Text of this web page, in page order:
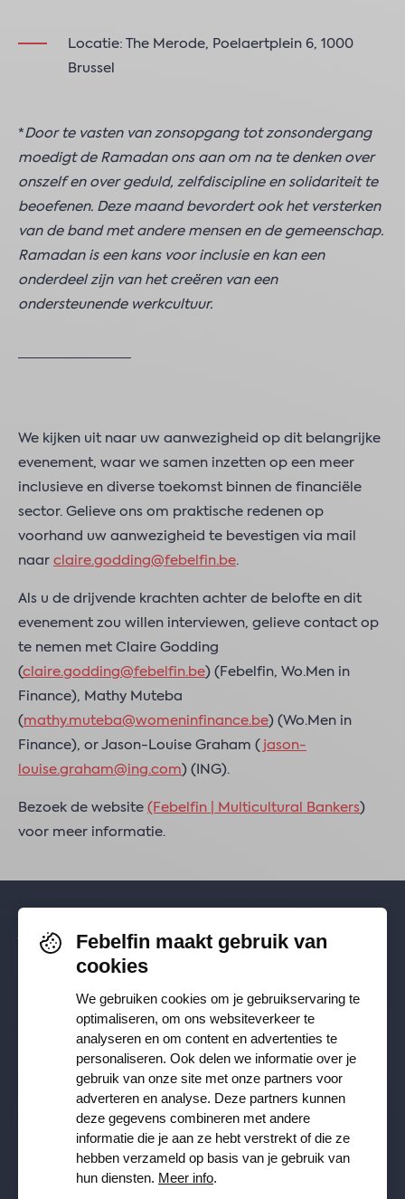
Locatie: The Merode, Poelaertplein 6, 1000
Brussel
*Door te vasten van zonsopgang tot zonsondergang
moedigt de Ramadan ons aan om na te denken over
onszelf en over geduld, zelfdiscipline en solidariteit te
beoefenen. Deze maand bevordert ook het versterken
van de band met andere mensen en de gemeenschap.
Ramadan is een kans voor inclusie en kan een
onderdeel zijn van het creëren van een
ondersteunende werkcultuur.
We kijken uit naar uw aanwezigheid op dit belangrijke
evenement, waar we samen inzetten op een meer
inclusieve en diverse toekomst binnen de financiële
sector. Gelieve ons om praktische redenen op
voorhand uw aanwezigheid te bevestigen via mail
naar claire.godding@febelfin.be.
Als u de drijvende krachten achter de belofte en dit
evenement zou willen interviewen, gelieve contact op
te nemen met Claire Godding
(claire.godding@febelfin.be) (Febelfin, Wo.Men in
Finance), Mathy Muteba
( mathy.muteba@womeninfinance.be) (Wo.Men in
Finance), or Jason-Louise Graham ( jason-
louise.graham@ing.com) (ING).
Bezoek de website (Febelfin | Multicultural Bankers)
voor meer informatie.
Volg je ons al? Blijf op de hoogte via
Facebook,TikTok
Instagram.
Ontvang onze nieuwsbrief
JA, ik wil de Febelfin nieuwsbrief ontvangen en ga akkoord
met dePrivacy Policy
Febelfin maakt gebruik van
cookies
We gebruiken cookies om je gebruikservaring te
optimaliseren, om ons websiteverkeer te
analyseren en om content en advertenties te
personaliseren. Ook delen we informatie over je
gebruik van onze site met onze partners voor
adverteren en analyse. Deze partners kunnen
deze gegevens combineren met andere
informatie die je aan ze hebt verstrekt of die ze
hebben verzameld op basis van je gebruik van
hun diensten. Meer info.